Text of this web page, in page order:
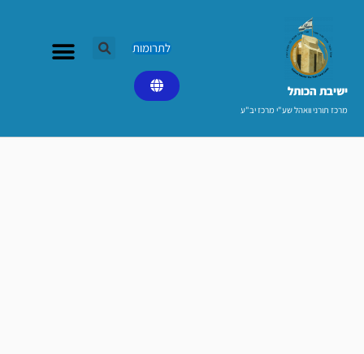
ישיבת הכותל​
מרכז תורני וואהל שע"י מרכז יב"ע
לתרומות